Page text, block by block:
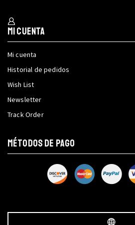
Mi cuenta
Mi cuenta
Historial de pedidos
Wish List
Newsletter
Track Order
MÉTODOS DE PAGO